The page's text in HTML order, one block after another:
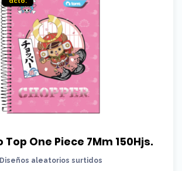
One Piece 7Mm 150Hjs.
Diseños aleatorios surtidos